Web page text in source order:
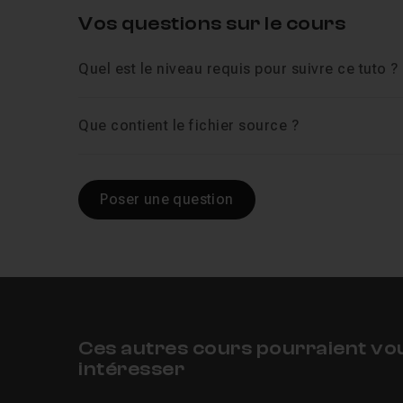
Vos questions sur le cours
Quel est le niveau requis pour suivre ce tuto ?
Que contient le fichier source ?
Poser une question
Ces autres cours pourraient
intéresser